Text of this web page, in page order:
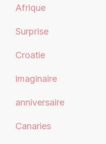
Afrique
Surprise
Croatie
imaginaire
anniversaire
Canaries